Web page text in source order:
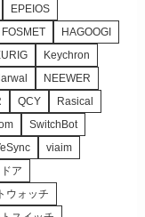
EPEIOS
FOSMET
HAGOOGI
Keychron
NEEWER
QCY
Rasical
SwitchBot
viaim
ア
ウォッチ